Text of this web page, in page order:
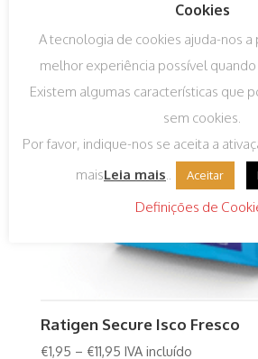
Ratigen Secure Isco Fresco
€1,95 – €11,95 IVA incluído
Cookies
A tecnologia de cookies ajuda-nos
melhor experiência possível quando
Existem algumas características que
sem cookies.
Por favor, indique-nos se aceita a
maisLeia mais.. Aceitar
Definições de